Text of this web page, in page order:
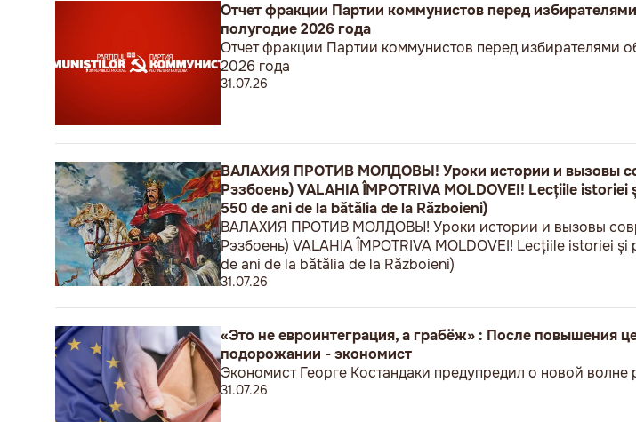
Отчет фракции Партии коммунистов перед
полугодие 2026 года
Отчет фракции Партии коммунистов перед избирателями
2026 года
31.07.26
ВАЛАХИЯ ПРОТИВ МОЛДОВЫ! Уроки истории и вызовы
Рэзбоень) VALAHIA ÎMPOTRIVA MOLDOVEI! Lecțiile
550 de ani de la bătălia de la Războieni)
ВАЛАХИЯ ПРОТИВ МОЛДОВЫ! Уроки истории и вызовы
Рэзбоень) VALAHIA ÎMPOTRIVA MOLDOVEI! Lecțiile istoriei
de ani de la bătălia de la Războieni)
31.07.26
«Это не евроинтеграция, а грабёж» : После повышения
подорожании - экономист
Экономист Георге Костандаки предупредил о новой волне
31.07.26